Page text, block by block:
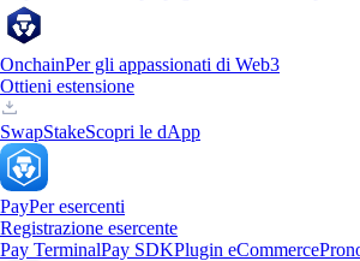
OnchainPer gli appassionati di Web3
Ottieni estensione
SwapStakeScopri le dApp
PayPer esercenti
Registrazione esercente
Pay TerminalPay SDKPlugin eCommerce